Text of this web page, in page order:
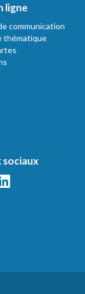
ligne
communication
thématique
sociaux